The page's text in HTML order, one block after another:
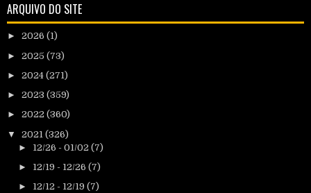
ARQUIVO DO SITE
► 2026 (1)
► 2025 (73)
► 2024 (271)
► 2023 (359)
► 2022 (360)
▼ 2021 (326)
► 12/26 - 01/02 (7)
► 12/19 - 12/26 (7)
► 12/12 - 12/19 (7)